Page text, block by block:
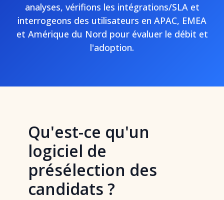
analyses, vérifions les intégrations/SLA et
interrogeons des utilisateurs en APAC, EMEA
et Amérique du Nord pour évaluer le débit et
l'adoption.
Qu'est-ce qu'un
logiciel de
présélection des
candidats ?